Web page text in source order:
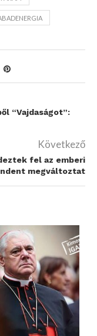
“Vajdaságot”:
Következő
fel az emberi
megváltoztat